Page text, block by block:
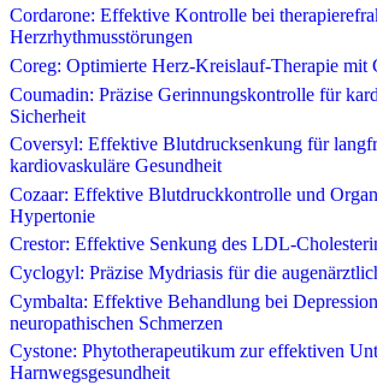
Cordarone: Effektive Kontrolle bei
Herzrhythmusstörungen
Coreg: Optimierte Herz-Kreislauf-Therapie mit
Coumadin: Präzise Gerinnungskontrolle für
Sicherheit
Coversyl: Effektive Blutdrucksenkung für
kardiovaskuläre Gesundheit
Cozaar: Effektive Blutdruckkontrolle und
Hypertonie
Crestor: Effektive Senkung des LDL-
Cyclogyl: Präzise Mydriasis für die
Cymbalta: Effektive Behandlung bei
neuropathischen Schmerzen
Cystone: Phytotherapeutikum zur effektiven
Harnwegsgesundheit